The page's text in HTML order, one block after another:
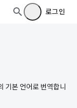
로그인
기본 언어로 번역합니